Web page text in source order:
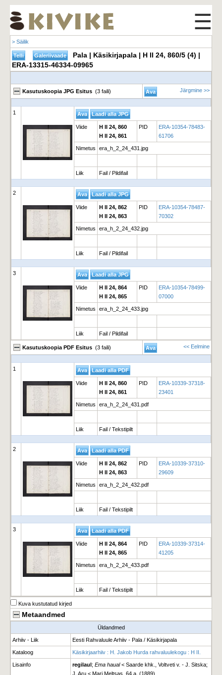
☰
> Säilik
Pala | Käsikirjapala | H II 24, 860/5 (4) |
ERA-13315-46334-09965
Kasutuskoopia JPG Esitus (3 faili) Järgmine >>
1
Viide
H II 24, 860
H II 24, 861
PID
ERA-10354-78483-
61706
Nimetus era_h_2_24_431.jpg
Liik Fail / Pildifail
2
Viide
H II 24, 862
H II 24, 863
PID
ERA-10354-78487-
70302
Nimetus era_h_2_24_432.jpg
Liik Fail / Pildifail
3
Viide
H II 24, 864
H II 24, 865
PID
ERA-10354-78499-
07000
Nimetus era_h_2_24_433.jpg
Liik Fail / Pildifail
Kasutuskoopia PDF Esitus (3 faili) << Eelmine
1
Viide
H II 24, 860
H II 24, 861
PID
ERA-10339-37318-
23401
Nimetus era_h_2_24_431.pdf
Liik Fail / Tekstipilt
2
Viide
H II 24, 862
H II 24, 863
PID
ERA-10339-37310-
29609
Nimetus era_h_2_24_432.pdf
Liik Fail / Tekstipilt
3
Viide
H II 24, 864
H II 24, 865
PID
ERA-10339-37314-
41205
Nimetus era_h_2_24_433.pdf
Liik Fail / Tekstipilt
Kuva kustutatud kirjed
Metaandmed
Üldandmed
Arhiiv - Liik Eesti Rahvaluule Arhiiv - Pala / Käsikirjapala
Kataloog Käsikirjaarhiiv : H. Jakob Hurda rahvaluulekogu : H II.
Lisainfo regilaul; Ema haual< Saarde khk., Voltveti v. - J. Sitska;
J. Aru < Mari Meltsas, 64 a. (1889)